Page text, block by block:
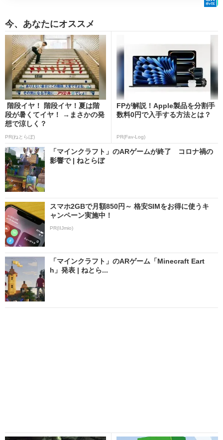
今、あなたにオススメ
階段イヤ！ 階段イヤ！夏は階
段が暑くてイヤ！ →まさかの発
想で涼しく？
PR(ねとらぼ)
FPが解説！Apple製品を分割手
数料0円で入手する方法とは？
PR(Fav-Log)
「マインクラフト」のARゲームが終了 コロナ禍の
影響で | ねとらぼ
スマホ2GBで月額850円～ 格安SIMをお得に使うキ
ャンペーン実施中！
PR(IIJmio)
「マインクラフト」のARゲーム「Minecraft Eart
h」発表 | ねとら...